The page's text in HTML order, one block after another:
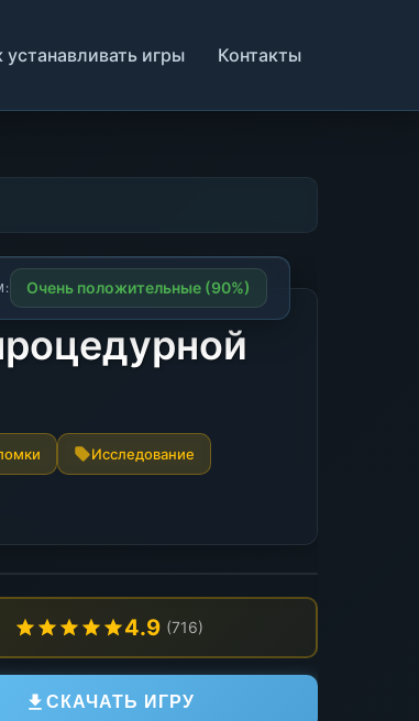
устанавливать игры Контакты
Исследование
Очень положительные (90%)
4.9 (716)
СКАЧАТЬ ИГРУ